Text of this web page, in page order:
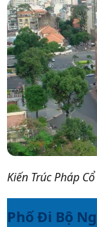
Kiến Trúc Pháp
Phố Đi Bộ